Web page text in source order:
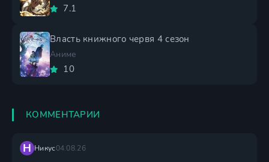
7.1
Власть книжного червя 4 сезон
Аниме
10
КОММЕНТАРИИ
Н Никус04.08.26